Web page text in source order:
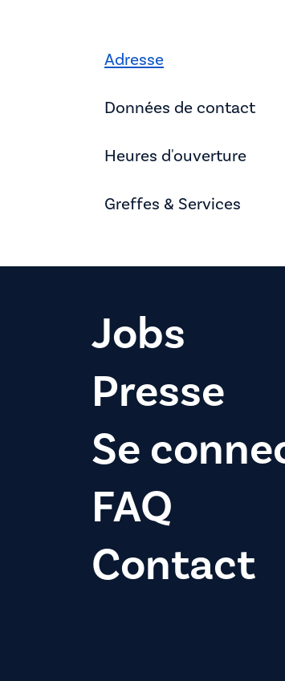
Adresse
Données de contact
Heures d'ouverture
Greffes & Services
Jobs
Presse
Se
FAQ
Contact